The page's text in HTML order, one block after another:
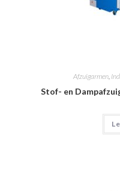
Afzuigarmen,
Stof- en